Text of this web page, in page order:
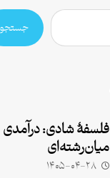
جستجو
فلسفۀ شادی: درآمدی
میان‌رشته‌ای
۱۴۰۵-۰۴-۲۸